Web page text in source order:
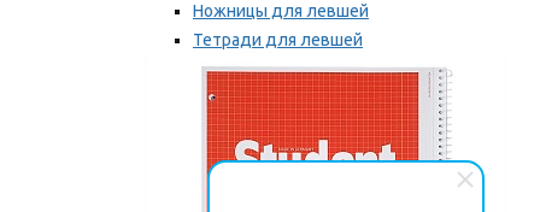
Ножницы для левшей
Тетради для левшей
Точилки для левшей
Мы рекомендуем